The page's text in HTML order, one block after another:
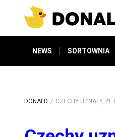
NEWS SORTOWNIA
DONALD CZECHY UZNAŁY,